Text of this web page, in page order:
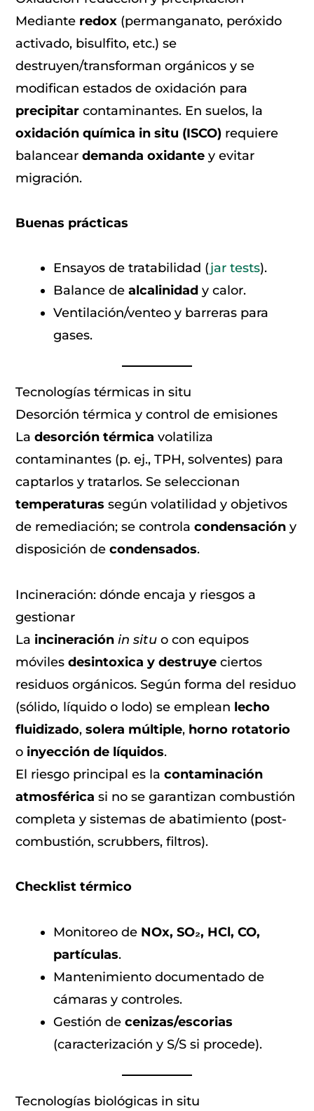
Mediante redox (permanganato, peróxido
activado, bisulfito, etc.) se
destruyen/transforman orgánicos y se
modifican estados de oxidación para
precipitar contaminantes. En suelos, la
oxidación química in situ (ISCO) requiere
balanceardemanda oxidante y evitar
migración.
Buenas prácticas
Ensayos de tratabilidad (jar tests).
Balance dealcalinidad y calor.
Ventilación/venteo y barreras para
gases.
Tecnologías térmicas in situ
Desorción térmica y control de emisiones
Ladesorción térmica volatiliza
contaminantes (p. ej., TPH, solventes) para
captarlos y tratarlos. Se seleccionan
temperaturas según volatilidad y objetivos
de remediación; se controlacondensación y
disposición decondensados.
Incineración: dónde encaja y riesgos a
gestionar
La incineración in situ o con equipos
móvilesdesintoxica y destruye ciertos
residuos orgánicos. Según forma del residuo
(sólido, líquido o lodo) se emplean lecho
fluidizado,solera múltiple, horno rotatorio
o inyección de líquidos.
El riesgo principal es lacontaminación
atmosférica si no se garantizan combustión
completa y sistemas de abatimiento (post-
combustión, scrubbers, filtros).
Checklist térmico
Monitoreo de NOx, SO₂, HCl, CO,
partículas.
Mantenimiento documentado de
cámaras y controles.
Gestión decenizas/escorias
(caracterización y S/S si procede).
Tecnologías biológicas in situ